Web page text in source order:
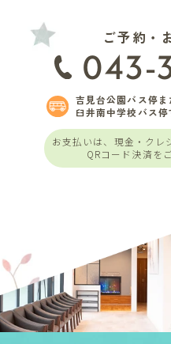
ご予約・
043-
吉見台公園バス停ま
臼井南中学校バス停
お支払いは、現金・クレ
QRコード決済を